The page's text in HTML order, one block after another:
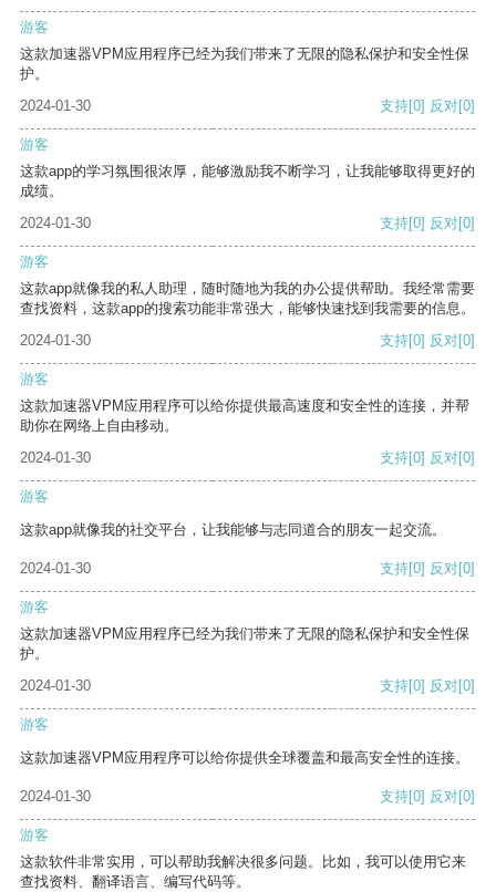
游客
这款加速器VPM应用程序已经为我们带来了无限的隐私保护和安全性保
护。
2024-01-30
支持[0] 反对[0]
游客
这款app的学习氛围很浓厚，能够激励我不断学习，让我能够取得更好的
成绩。
2024-01-30
支持[0] 反对[0]
游客
这款app就像我的私人助理，随时随地为我的办公提供帮助。我经常需要
查找资料，这款app的搜索功能非常强大，能够快速找到我需要的信息。
2024-01-30
支持[0] 反对[0]
游客
这款加速器VPM应用程序可以给你提供最高速度和安全性的连接，并帮
助你在网络上自由移动。
2024-01-30
支持[0] 反对[0]
游客
这款app就像我的社交平台，让我能够与志同道合的朋友一起交流。
2024-01-30 支持[0] 反对[0]
游客
这款加速器VPM应用程序已经为我们带来了无限的隐私保护和安全性保
护。
2024-01-30
支持[0] 反对[0]
游客
这款加速器VPM应用程序可以给你提供全球覆盖和最高安全性的连接。
2024-01-30 支持[0] 反对[0]
游客
这款软件非常实用，可以帮助我解决很多问题。比如，我可以使用它来
查找资料、翻译语言、编写代码等。